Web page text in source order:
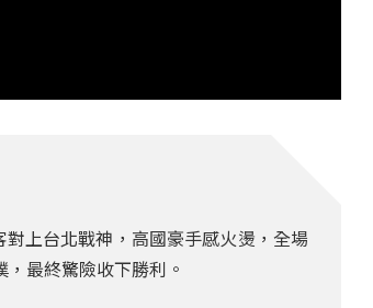
上台北戰神，高國豪手感火燙，全場
最終驚險收下勝利。